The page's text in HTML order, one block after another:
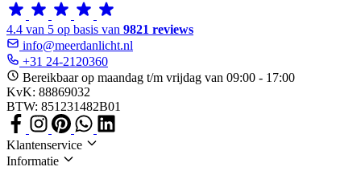
4.4 van 5 op basis van 9821 reviews
info@meerdanlicht.nl
+31 24-2120360
Bereikbaar op maandag t/m vrijdag van 09:00 - 17:00
KvK: 88869032
BTW: 851231482B01
Klantenservice
Informatie